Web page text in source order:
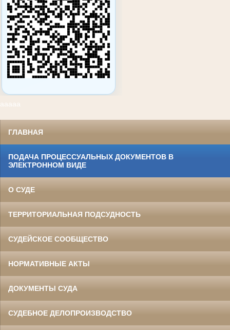
ааааа
ГЛАВНАЯ
ПОДАЧА ПРОЦЕССУАЛЬНЫХ ДОКУМЕНТОВ В
ЭЛЕКТРОННОМ ВИДЕ
О СУДЕ
ТЕРРИТОРИАЛЬНАЯ ПОДСУДНОСТЬ
СУДЕЙСКОЕ СООБЩЕСТВО
НОРМАТИВНЫЕ АКТЫ
ДОКУМЕНТЫ СУДА
СУДЕБНОЕ ДЕЛОПРОИЗВОДСТВО